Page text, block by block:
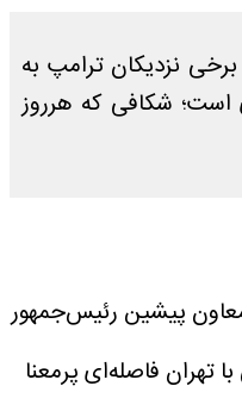
برخی نزدیکان ترامپ به
شکافی که هرروز
پیشین رئیس‌جمهور
تهران فاصله‌ای پرمعنا